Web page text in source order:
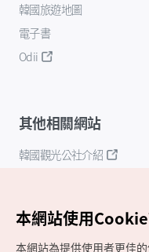
韓國旅遊地圖
電子書
Odii
其他相關網站
韓國觀光公社介紹
本網站使用
本網站為提供使用者更佳